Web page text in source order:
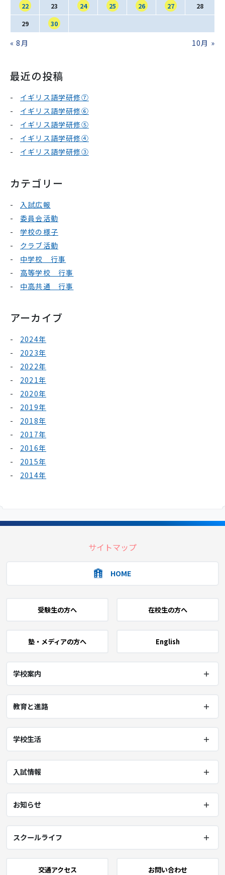
22 23 24 25 26 27 28
29 30
« 8月 10月 »
最近の投稿
イギリス語学研修⑦
イギリス語学研修⑥
イギリス語学研修⑤
イギリス語学研修④
イギリス語学研修③
カテゴリー
入試広報
委員会活動
学校の様子
クラブ活動
中学校 行事
高等学校 行事
中高共通 行事
アーカイブ
2024年
2023年
2022年
2021年
2020年
2019年
2018年
2017年
2016年
2015年
2014年
サイトマップ
HOME
受験生の方へ 在校生の方へ
塾・メディアの方へ English
学校案内
教育と進路
学校生活
入試情報
お知らせ
スクールライフ
交通アクセス お問い合わせ